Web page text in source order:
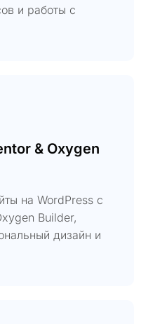
и работы с
& Oxygen
на WordPress с
Builder,
дизайн и